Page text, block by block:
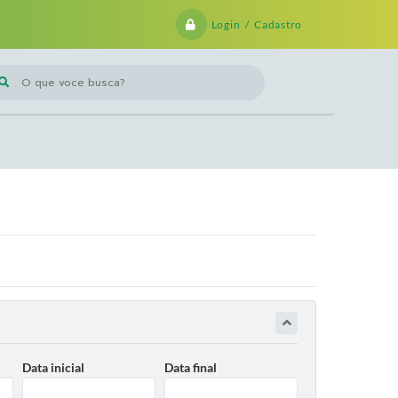
Login / Cadastro
voce busca?
Data inicial Data final